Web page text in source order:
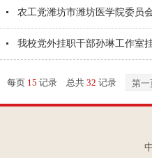
农工党潍坊市潍坊医学院委员
我校党外挂职干部孙琳工作室
每页 15 记录 总共 32 记录 第一